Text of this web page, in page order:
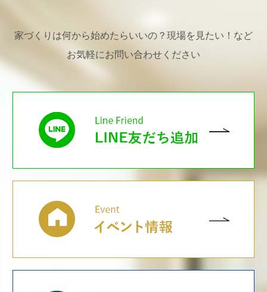
家づくりは何から始めたらいいの？現場を見たい！など
お気軽にお問い合わせください